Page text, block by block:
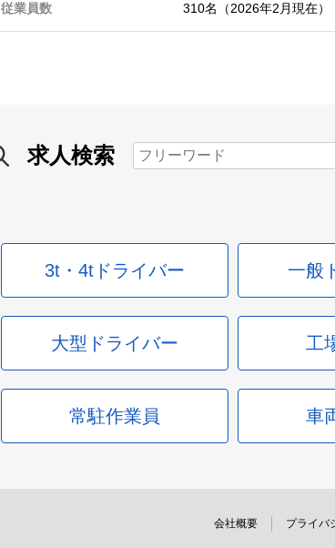
従業員数 310名（2026年2月現在）
求人検索
3t・4tドライバー 一般
大型ドライバー 工
常駐作業員 車
会社概要 プライバ